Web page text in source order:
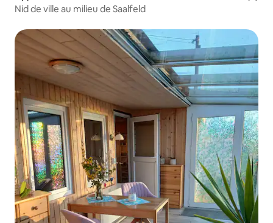
Nid de ville au milieu de Saalfeld